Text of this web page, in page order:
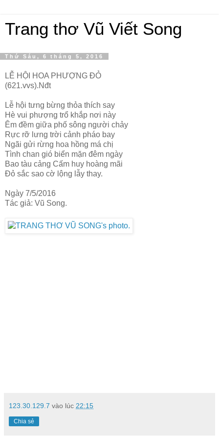
Trang thơ Vũ Viết Song
Thứ Sáu, 6 tháng 5, 2016
LỄ HỘI HOA PHƯỢNG ĐỎ
(621.vvs).Nđt
Lễ hội tưng bừng thỏa thích say
Hè vui phượng trổ khắp nơi này
Êm đềm giữa phố sông người chảy
Rực rỡ lưng trời cảnh pháo bay
Ngãi gửi rừng hoa hồng má chị
Tình chan gió biển mặn đêm ngày
Bao tàu cảng Cấm huy hoàng mãi
Đỏ sắc sao cờ lộng lẫy thay.
Ngày 7/5/2016
Tác giả: Vũ Song.
123.30.129.7 vào lúc 22:15
Chia sẻ